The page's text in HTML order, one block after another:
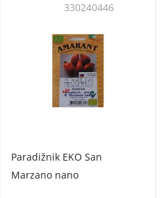
Paradižnik EKO San
Marzano nano
330240446